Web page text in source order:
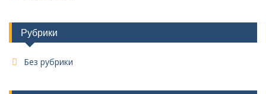
Рубрики
Без рубрики